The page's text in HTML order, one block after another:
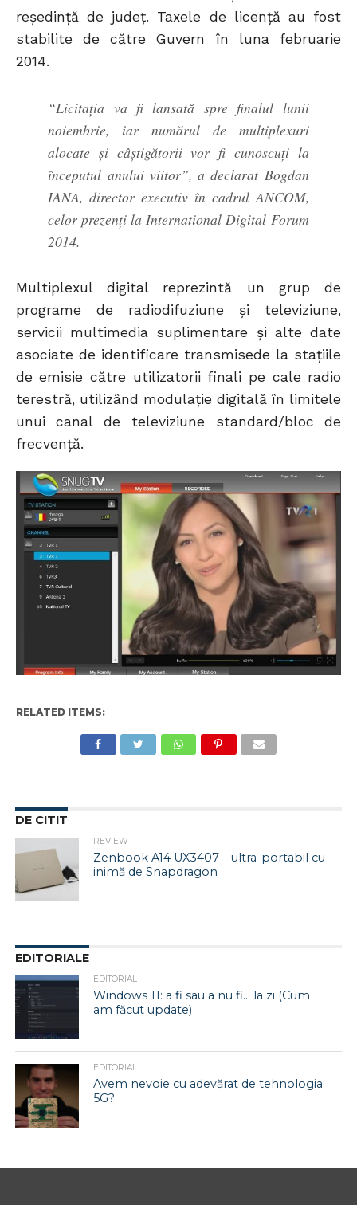
reşedinţă de judeţ. Taxele de licență au fost
stabilite de către Guvern în luna februarie
2014.
“Licitația va fi lansată spre finalul lunii
noiembrie, iar numărul de multiplexuri
alocate și câștigătorii vor fi cunoscuți la
începutul anului viitor”, a declarat Bogdan
IANA, director executiv în cadrul ANCOM,
celor prezenți la International Digital Forum
2014.
Multiplexul digital reprezintă un grup de
programe de radiodifuziune şi televiziune,
servicii multimedia suplimentare şi alte date
asociate de identificare transmisede la staţiile
de emisie către utilizatorii finali pe cale radio
terestră, utilizând modulaţie digitală în limitele
unui canal de televiziune standard/bloc de
frecvenţă.
RELATED ITEMS:
DE CITIT
REVIEW
Zenbook A14 UX3407 – ultra-portabil cu
inimă de Snapdragon
EDITORIALE
EDITORIAL
Windows 11: a fi sau a nu fi… la zi (Cum
am făcut update)
EDITORIAL
Avem nevoie cu adevărat de tehnologia
5G?